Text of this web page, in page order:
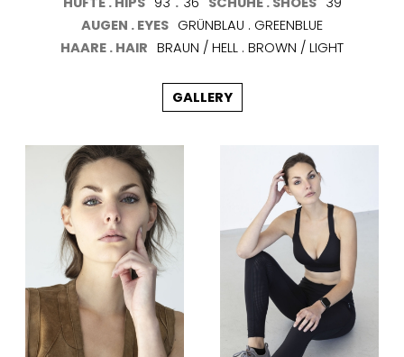
AUGEN . EYES GRÜNBLAU . GREENBLUE
HAARE . HAIR BRAUN / HELL . BROWN / LIGHT
GALLERY